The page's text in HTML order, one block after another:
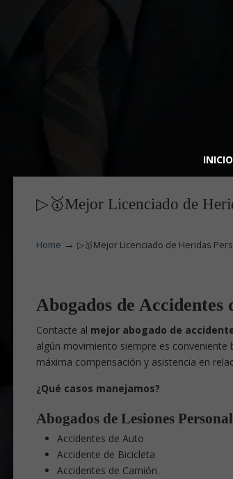
INICIO
▷🥇Mejor Licenciado de
Home → ▷🥇Mejor Licenciado de Heridas
Abogados de
Contacte al mejor abogado de
algún movimiento siempre es conveniente
máxima compensación y asistencia en
¿Qué casos manejamos?
Abogados de Lesiones
Accidentes de Auto
Accidente de Bicicleta
Accidentes de Camión